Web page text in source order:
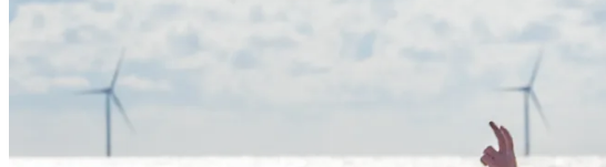
Essen & Übernachtung
Tickets kaufen
Plane deine Reise